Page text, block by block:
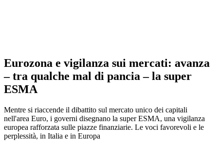
Eurozona e vigilanza sui mercati: avanza
– tra qualche mal di pancia – la super
ESMA
Mentre si riaccende il dibattito sul mercato unico dei capitali
nell'area Euro, i governi disegnano la super ESMA, una vigilanza
europea rafforzata sulle piazze finanziarie. Le voci favorevoli e le
perplessità, in Italia e in Europa